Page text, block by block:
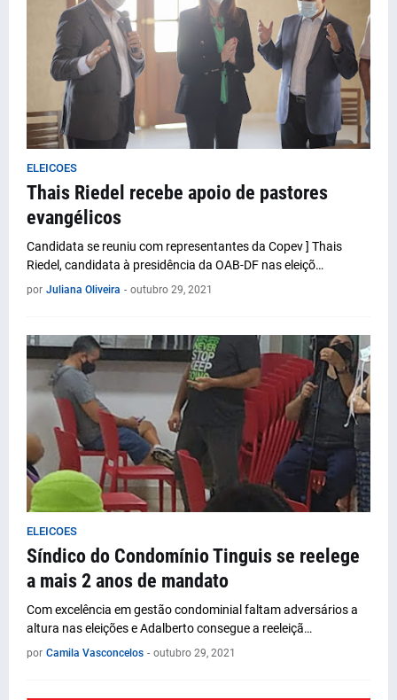
ELEICOES
Thais Riedel recebe apoio de pastores
evangélicos
Candidata se reuniu com representantes da Copev ] Thais
Riedel, candidata à presidência da OAB-DF nas eleiçõ…
por Juliana Oliveira - outubro 29, 2021
ELEICOES
Síndico do Condomínio Tinguis se reelege
a mais 2 anos de mandato
Com excelência em gestão condominial faltam adversários a
altura nas eleições e Adalberto consegue a reeleiçã…
por Camila Vasconcelos - outubro 29, 2021